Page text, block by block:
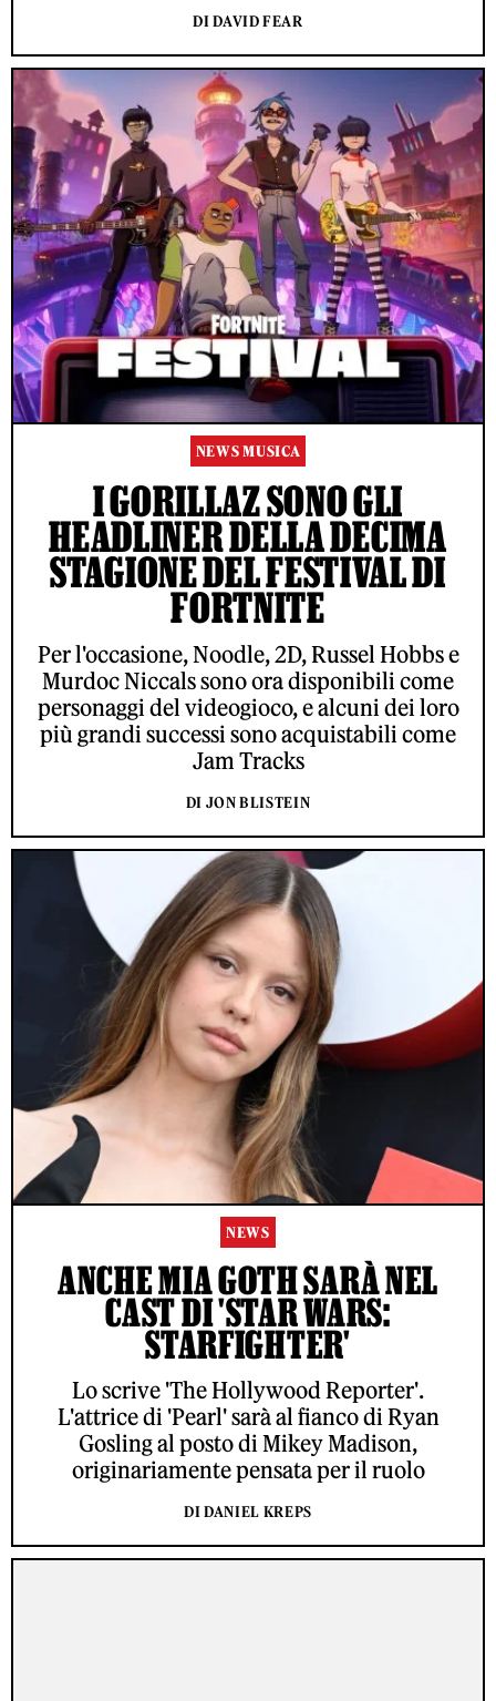
DI DAVID FEAR
NEWS MUSICA
I GORILLAZ SONO GLI
HEADLINER DELLA DECIMA
STAGIONE DEL FESTIVAL DI
FORTNITE
Per l'occasione, Noodle, 2D, Russel Hobbs e
Murdoc Niccals sono ora disponibili come
personaggi del videogioco, e alcuni dei loro
più grandi successi sono acquistabili come
Jam Tracks
DI JON BLISTEIN
NEWS
ANCHE MIA GOTH SARÀ NEL
CAST DI 'STAR WARS:
STARFIGHTER'
Lo scrive 'The Hollywood Reporter'.
L'attrice di 'Pearl' sarà al fianco di Ryan
Gosling al posto di Mikey Madison,
originariamente pensata per il ruolo
DI DANIEL KREPS